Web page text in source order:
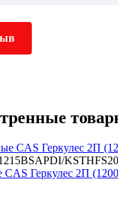
Геркулес 2П